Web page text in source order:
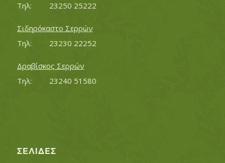
Τηλ:		23250 25222
Σιδηρόκαστο Σερρών
Τηλ:		23230 22252
Δραβίσκος Σερρών
Τηλ:		23240 51580
ΣΕΛΊΔΕΣ